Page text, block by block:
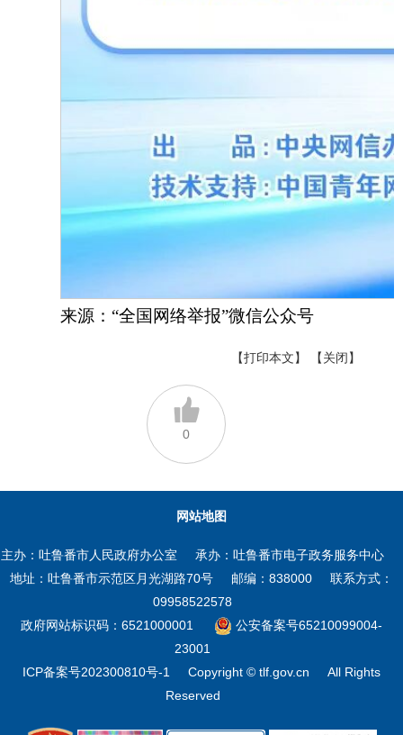
来源： “全国网络举报”微信公众号
【打印本文】 【关闭】
0
网站地图
主办：吐鲁番市人民政府办公室
承办：吐鲁番市电子政务服务中心
地址：吐鲁番市示范区月光湖路70号
邮编：838000
联系方式：
09958522578
政府网站标识码：6521000001
公安备案号65210099004-
23001
ICP备案号202300810号-1
Copyright © tlf.gov.cn
All Rights
Reserved